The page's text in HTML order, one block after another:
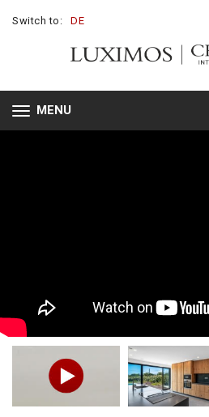
Switch to: DE
Toggle
navigation
MENU